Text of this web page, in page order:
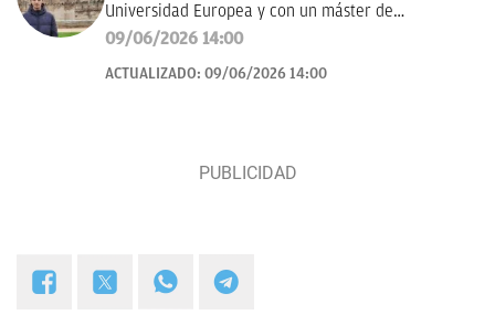
Universidad Europea y con un máster de
Periodismo Deportivo en la Universidad Villanueva.
09/06/2026 14:00
ACTUALIZADO: 09/06/2026 14:00